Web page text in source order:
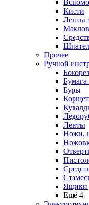
Кисти
Ленты
Прочее
Ручной
Бумага
Буры
Ленты
Ножи,
Ящики
Ещё 4